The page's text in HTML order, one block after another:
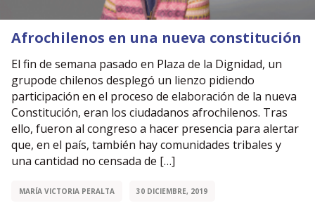
Afrochilenos en una nueva constitución
El fin de semana pasado en Plaza de la Dignidad, un
grupode chilenos desplegó un lienzo pidiendo
participación en el proceso de elaboración de la nueva
Constitución, eran los ciudadanos afrochilenos. Tras
ello, fueron al congreso a hacer presencia para alertar
que, en el país, también hay comunidades tribales y
una cantidad no censada de […]
MARÍA VICTORIA PERALTA 30 DICIEMBRE, 2019